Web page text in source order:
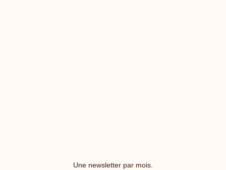
Une newsletter par mois.